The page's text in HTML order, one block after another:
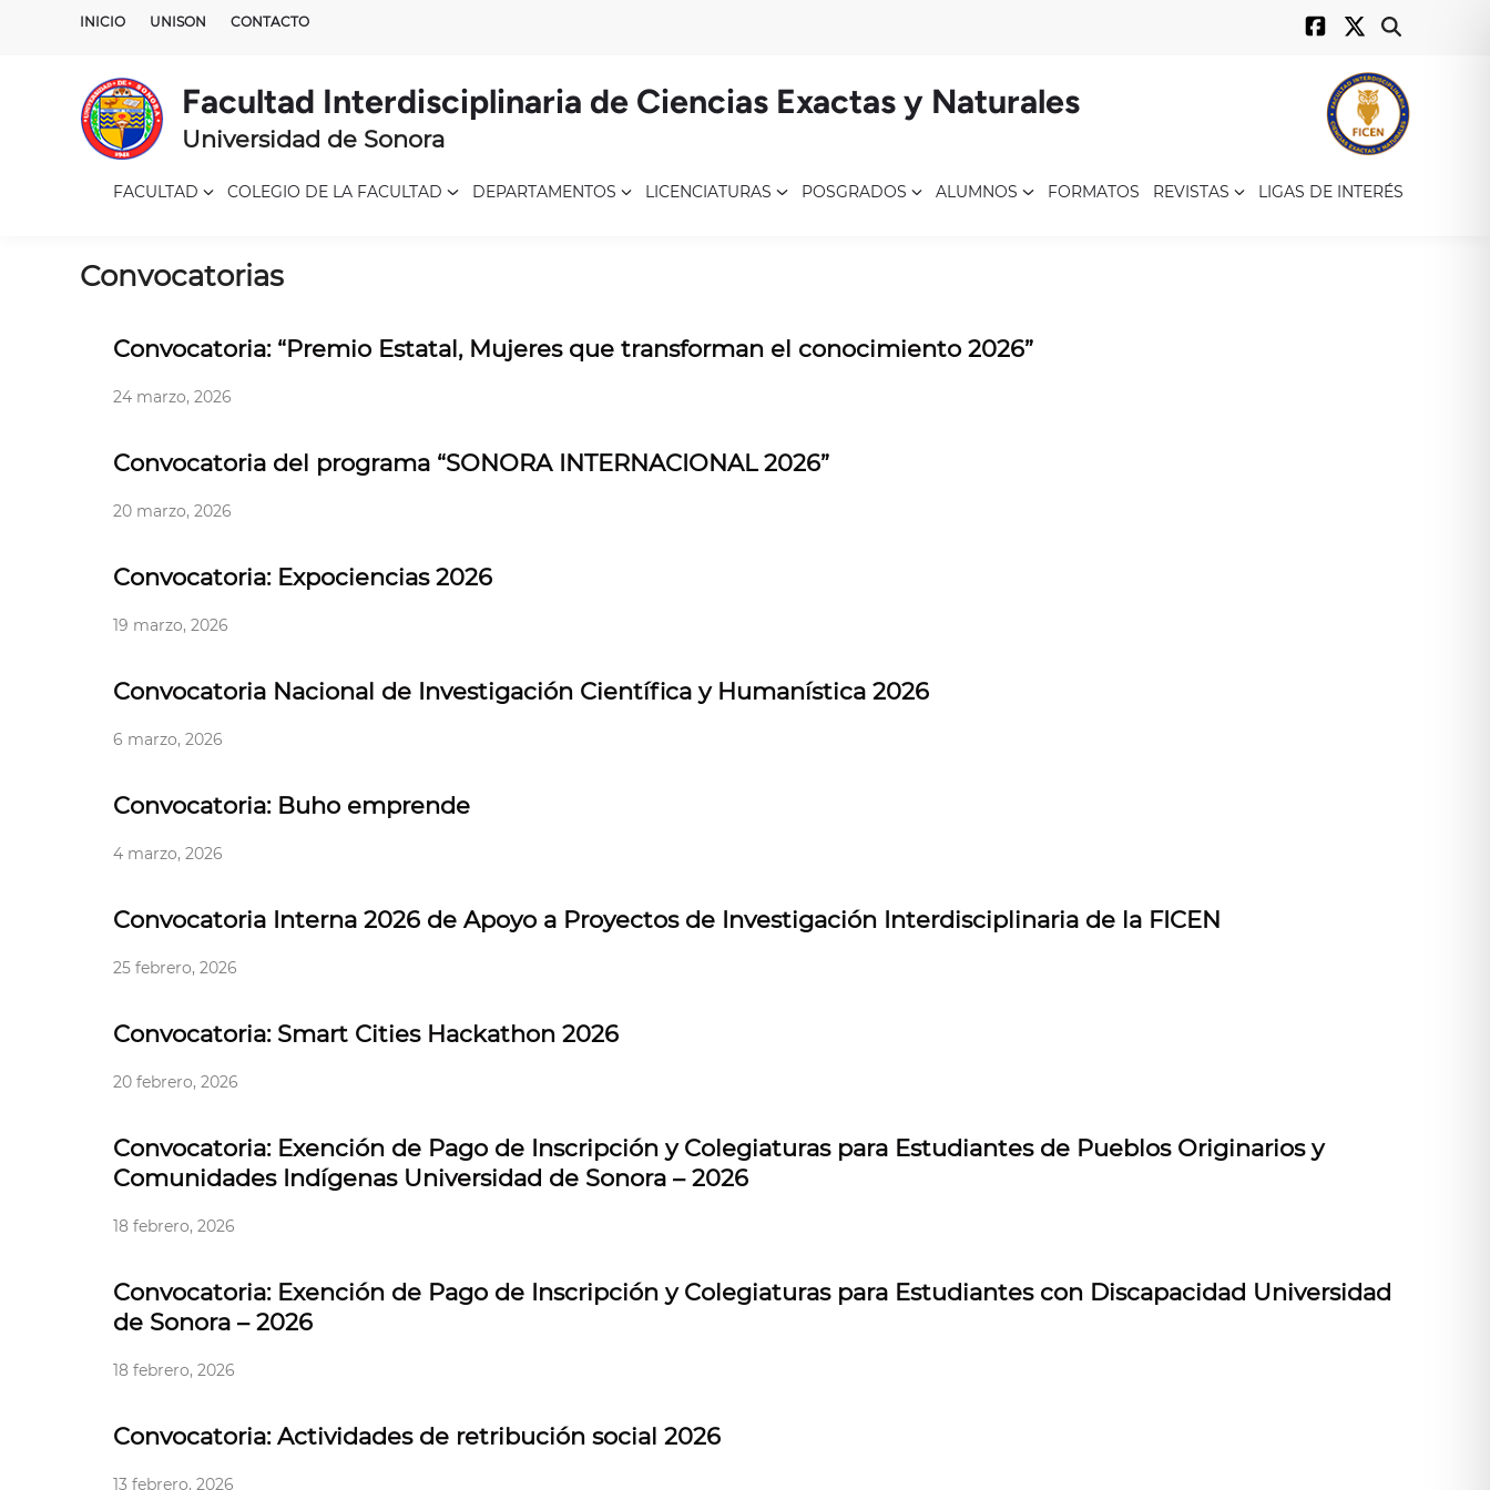
INICIO UNISON CONTACTO
Open
Facultad Interdisciplinaria de Ciencias Exactas y Naturales
Universidad de Sonora
FACULTAD COLEGIO DE LA FACULTAD DEPARTAMENTOS LICENCIATURAS POSGRADOS ALUMNOS FORMATOS REVISTAS LIGAS DE INTERÉS
Convocatorias
Convocatoria: “Premio Estatal, Mujeres que transforman el conocimiento 2026”
24 marzo, 2026
Convocatoria del programa “SONORA INTERNACIONAL 2026”
20 marzo, 2026
Convocatoria: Expociencias 2026
19 marzo, 2026
Convocatoria Nacional de Investigación Científica y Humanística 2026
6 marzo, 2026
Convocatoria: Buho emprende
4 marzo, 2026
Convocatoria Interna 2026 de Apoyo a Proyectos de Investigación Interdisciplinaria de la FICEN
25 febrero, 2026
Convocatoria: Smart Cities Hackathon 2026
20 febrero, 2026
Convocatoria: Exención de Pago de Inscripción y Colegiaturas para Estudiantes de Pueblos Originarios y
Comunidades Indígenas Universidad de Sonora – 2026
18 febrero, 2026
Convocatoria: Exención de Pago de Inscripción y Colegiaturas para Estudiantes con Discapacidad Universidad
de Sonora – 2026
18 febrero, 2026
Convocatoria: Actividades de retribución social 2026
13 febrero, 2026